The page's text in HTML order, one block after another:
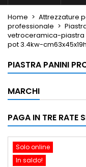
Home Attrezzature
professionale
vetroceramica-piastra
pot 3.4kw-
PIASTRA PANINI
MARCHI
PAGA IN TRE RATE
Solo online
In saldo!